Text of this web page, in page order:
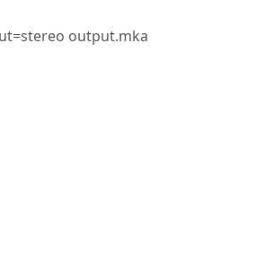
output.mka